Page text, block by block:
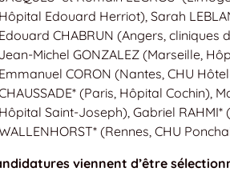
Hôpital Edouard Herriot), Sarah
Edouard CHABRUN (Angers, cliniques
Jean-Michel GONZALEZ (Marseille,
Emmanuel CORON (Nantes, CHU
(Paris, Hôpital Cochin),
Hôpital Saint-Joseph), Gabriel
(Rennes, CHU
viennent d’être